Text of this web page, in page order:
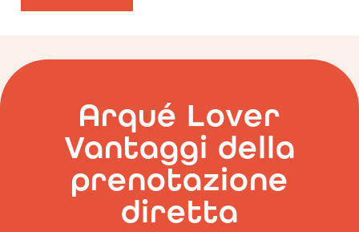
Arqué Lover
Vantaggi della
prenotazione
diretta